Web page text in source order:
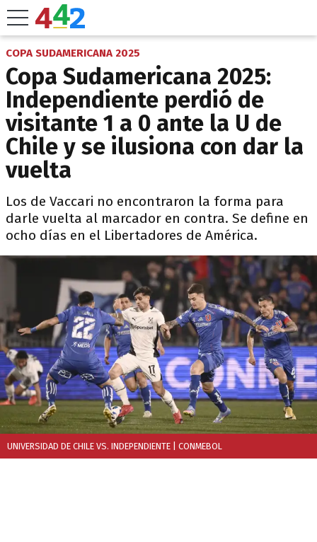
COPA SUDAMERICANA 2025
Copa Sudamericana 2025:
Independiente perdió de
visitante 1 a 0 ante la U de
Chile y se ilusiona con dar la
vuelta
Los de Vaccari no encontraron la forma para
darle vuelta al marcador en contra. Se define en
ocho días en el Libertadores de América.
UNIVERSIDAD DE CHILE VS. INDEPENDIENTE | CONMEBOL